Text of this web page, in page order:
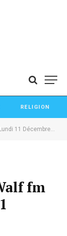
RELIGION
2023 avec Abdoulaye Bob
fm